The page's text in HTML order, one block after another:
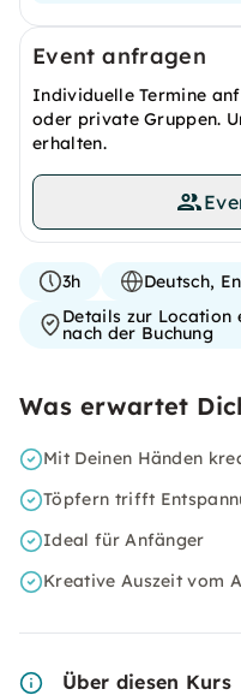
Event anfragen
Individuelle Termine
oder private Gruppen.
erhalten.
3h
Deutsch,
Details zur Location
nach der Buchung
Was erwartet
Mit Deinen Händen
Töpfern trifft
Ideal für Anfänger
Kreative Auszeit vom
Über diesen Kurs